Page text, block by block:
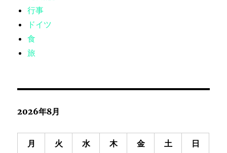
行事
ドイツ
食
旅
2026年8月
月 火 水 木 金 土 日